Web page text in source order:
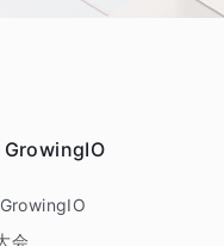
GrowingIO
会